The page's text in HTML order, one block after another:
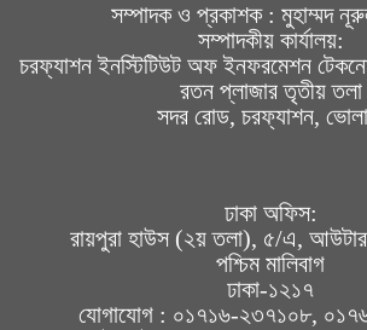
সম্পাদক ও প্রকাশক : মুহাম্মদ
সম্পাদকীয় কার্যালয়:
চরফ্যাশন ইনস্টিটিউট অফ ইনফরমেশন
রতন প্লাজার তৃতীয় তলা
সদর রোড, চরফ্যাশন,
ঢাকা অফিস:
রায়পুরা হাউস (২য় তলা), ৫/এ, আউটার
পশ্চিম মালিবাগ
ঢাকা-১২১৭
যোগাযোগ : ০১৭১৬-২৩৭১০৮,